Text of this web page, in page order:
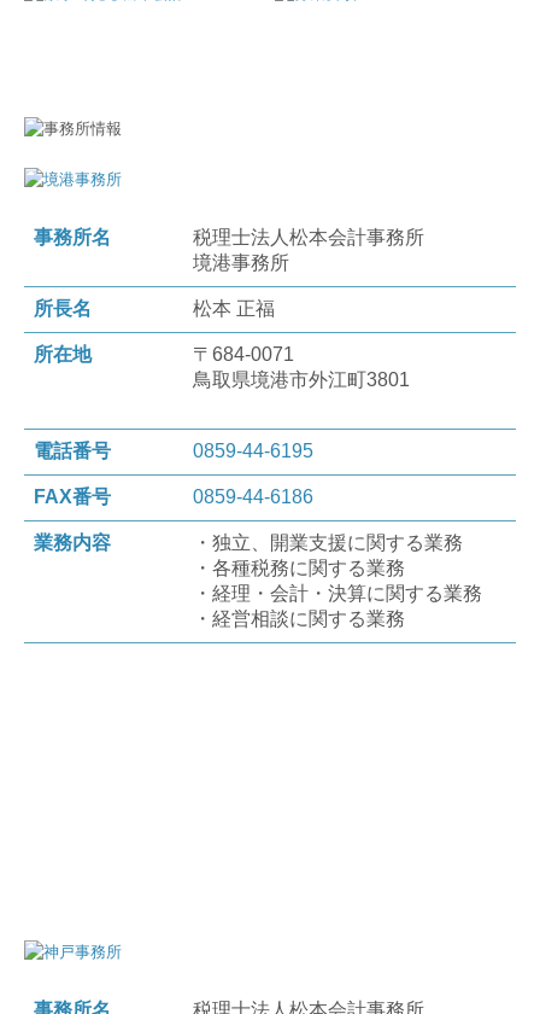
事務所名
税理士法人松本会計事務所
境港事務所
所長名 松本 正福
所在地
〒684-0071
鳥取県境港市外江町3801
電話番号 0859-44-6195
FAX番号 0859-44-6186
業務内容
・独立、開業支援に関する業務
・各種税務に関する業務
・経理・会計・決算に関する業務
・経営相談に関する業務